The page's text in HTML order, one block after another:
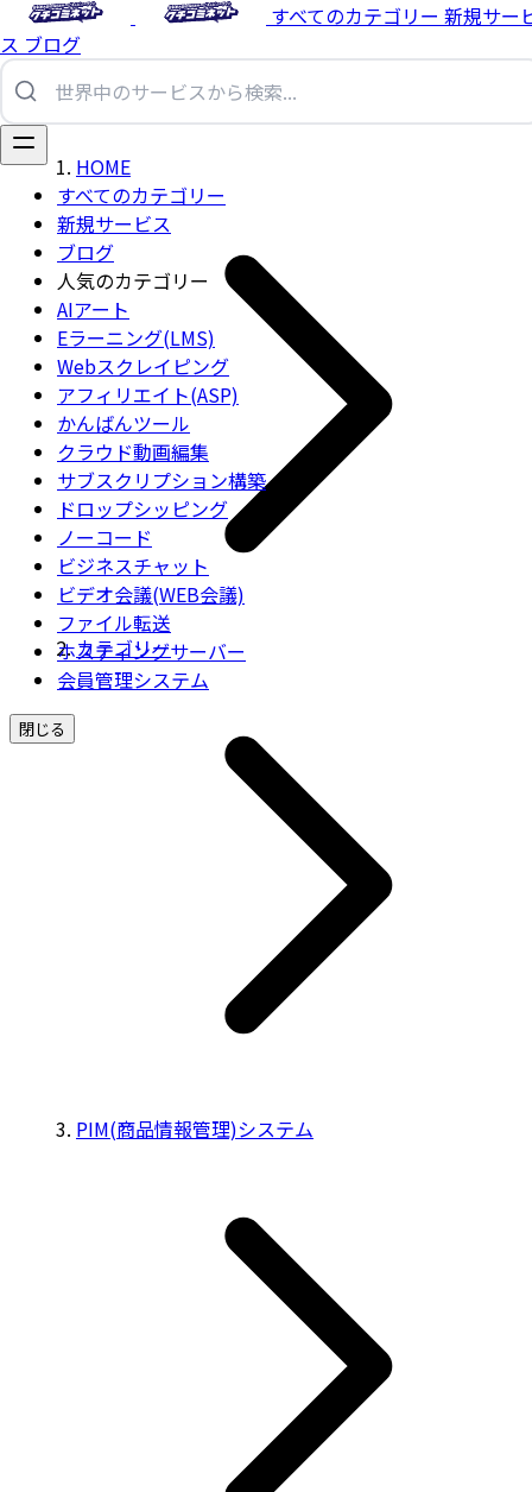
すべてのカテゴリー 新規サー
ス ブログ
すべてのカテゴリー
新規サービス
ブログ
人気のカテゴリー
AIアート
Eラーニング(LMS)
Webスクレイピング
アフィリエイト(ASP)
かんばんツール
クラウド動画編集
サブスクリプション構築
ドロップシッピング
ノーコード
ビジネスチャット
ビデオ会議(WEB会議)
ファイル転送
ホスティングサーバー
会員管理システム
閉じる
HOME
カテゴリー
PIM(商品情報管理)システム